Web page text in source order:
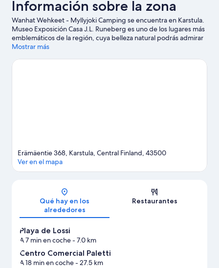
Información sobre la zona
Wanhat Wehkeet - Myllyjoki Camping se encuentra en Karstula.
Museo Exposición Casa J.L. Runeberg es uno de los lugares más
emblemáticos de la región, cuya belleza natural podrás admirar
en Estanques de Julma y Playa de Lossi.
Mostrar más
Erämäentie 368, Karstula, Central Finland, 43500
Ver en el mapa
Qué hay en los
alrededores
Restaurantes
Playa de Lossi
A 7 min en coche- 7.0 km
Centro Comercial Paletti
A 18 min en coche- 27.5 km